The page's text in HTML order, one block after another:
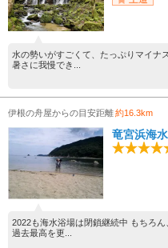
水の勢いがすごくて、たっぷりマイナ
暑さに我慢でき...
伊根の舟屋からの目安距離約16.3km
竜宮浜海
2022も海水浴場は閉鎖継続中 もちろ
過去最高を更...